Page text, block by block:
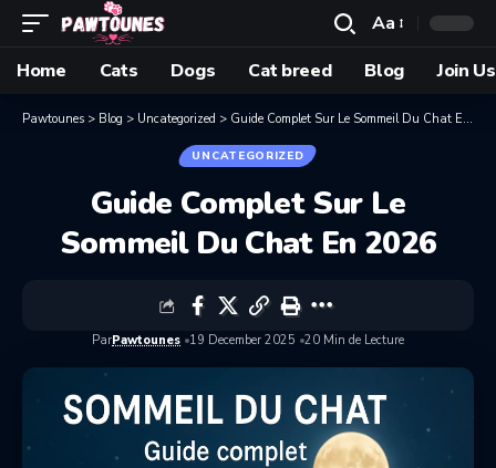
Aa
Home
Cats Dogs Cat breed Blog Join
Pawtounes > Blog > Uncategorized > Guide Complet Sur Le Sommeil Du Chat En 2026
UNCATEGORIZED
Guide Complet Sur Le
Sommeil Du Chat En 2026
ParPawtounes 19 December 2025 20 Min de Lecture